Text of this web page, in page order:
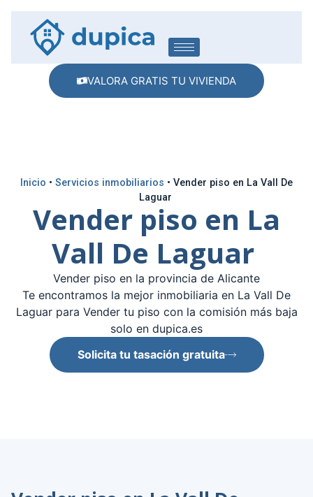
VALORA GRATIS TU VIVIENDA
Inicio • Servicios inmobiliarios • Vender piso en La Vall De
Laguar
Vender piso en La
Vall De Laguar
Vender piso en la provincia de Alicante
Te encontramos la mejor inmobiliaria en La Vall De
Laguar para Vender tu piso con la comisión más baja
solo en dupica.es
Solicita tu tasación gratuita